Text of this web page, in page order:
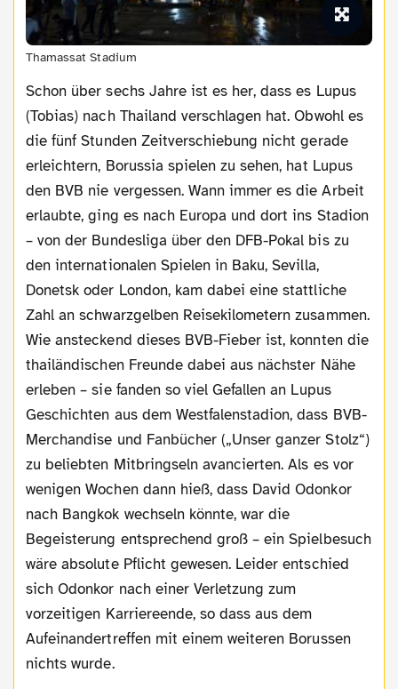
Thamassat Stadium
Schon über sechs Jahre ist es her, dass es Lupus
(Tobias) nach Thailand verschlagen hat. Obwohl es
die fünf Stunden Zeitverschiebung nicht gerade
erleichtern, Borussia spielen zu sehen, hat Lupus
den BVB nie vergessen. Wann immer es die Arbeit
erlaubte, ging es nach Europa und dort ins Stadion
– von der Bundesliga über den DFB-Pokal bis zu
den internationalen Spielen in Baku, Sevilla,
Donetsk oder London, kam dabei eine stattliche
Zahl an schwarzgelben Reisekilometern zusammen.
Wie ansteckend dieses BVB-Fieber ist, konnten die
thailändischen Freunde dabei aus nächster Nähe
erleben – sie fanden so viel Gefallen an Lupus
Geschichten aus dem Westfalenstadion, dass BVB-
Merchandise und Fanbücher („Unser ganzer Stolz“)
zu beliebten Mitbringseln avancierten. Als es vor
wenigen Wochen dann hieß, dass David Odonkor
nach Bangkok wechseln könnte, war die
Begeisterung entsprechend groß – ein Spielbesuch
wäre absolute Pflicht gewesen. Leider entschied
sich Odonkor nach einer Verletzung zum
vorzeitigen Karriereende, so dass aus dem
Aufeinandertreffen mit einem weiteren Borussen
nichts wurde.